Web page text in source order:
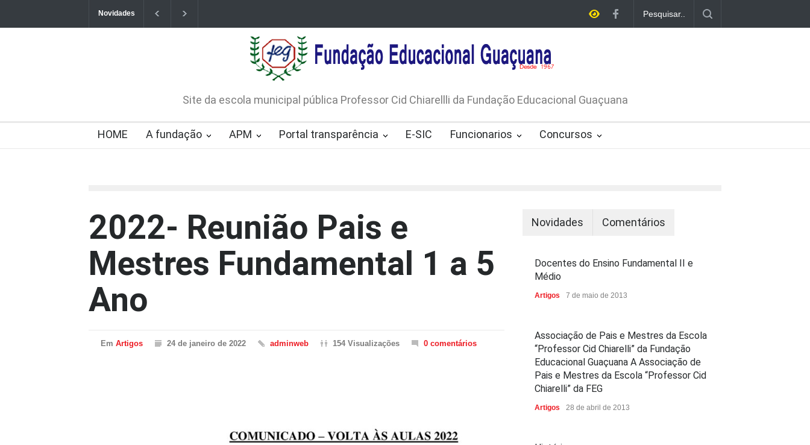
Novidades
CHAMAMENTO PÚBLICO N. 001/2026-EDITAL DE
CREDENCIAMENTO DE RÁDIOS E JORNAIS IMPRESSOS
LICITAÇÃO Nº 53/2026-PROCESSO ADMINISTRATIVO Nº
165/2026
Site da escola municipal pública Professor Cid Chiarellli da Fundação Educacional Guaçuana
HOME A fundação APM Portal transparência E-SIC Funcionarios Concursos
2022- Reunião Pais e
Mestres Fundamental 1 a 5
Ano
Em Artigos 24 de janeiro de 2022 adminweb 154 Visualizações 0 comentários
Novidades Comentários
Docentes do Ensino Fundamental II e
Médio
Artigos 7 de maio de 2013
Associação de Pais e Mestres da Escola
“Professor Cid Chiarelli” da Fundação
Educacional Guaçuana A Associação de
Pais e Mestres da Escola “Professor Cid
Chiarelli” da FEG
Artigos 28 de abril de 2013